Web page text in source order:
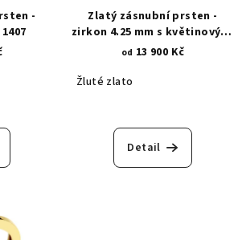
-
Zlatý zásnubní prsten -
zirkon 4.25 mm s květinovými
krapnami 1478
od 13 900 Kč
Žluté zlato
Detail